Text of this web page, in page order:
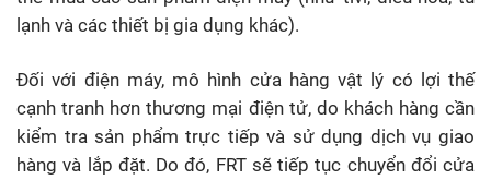
lạnh và các thiết bị gia dụng khác).
Đối với điện máy, mô hình cửa hàng vật lý có lợi thế
cạnh tranh hơn thương mại điện tử, do khách hàng cần
kiểm tra sản phẩm trực tiếp và sử dụng dịch vụ giao
hàng và lắp đặt. Do đó, FRT sẽ tiếp tục chuyển đổi cửa